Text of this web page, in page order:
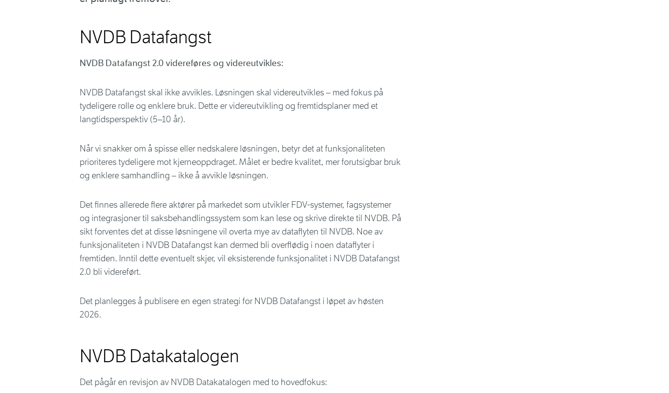
NVDB Datafangst
NVDB Datafangst 2.0 videreføres og videreutvikles:
NVDB Datafangst skal ikke avvikles. Løsningen skal videreutvikles – med fokus på
tydeligere rolle og enklere bruk. Dette er videreutvikling og fremtidsplaner med et
langtidsperspektiv (5–10 år).
Når vi snakker om å spisse eller nedskalere løsningen, betyr det at funksjonaliteten
prioriteres tydeligere mot kjerneoppdraget. Målet er bedre kvalitet, mer forutsigbar bruk
og enklere samhandling – ikke å avvikle løsningen.
Det finnes allerede flere aktører på markedet som utvikler FDV-systemer, fagsystemer
og integrasjoner til saksbehandlingssystem som kan lese og skrive direkte til NVDB. På
sikt forventes det at disse løsningene vil overta mye av dataflyten til NVDB. Noe av
funksjonaliteten i NVDB Datafangst kan dermed bli overflødig i noen dataflyter i
fremtiden. Inntil dette eventuelt skjer, vil eksisterende funksjonalitet i NVDB Datafangst
2.0 bli videreført.
Det planlegges å publisere en egen strategi for NVDB Datafangst i løpet av høsten
2026.
NVDB Datakatalogen
Det pågår en revisjon av NVDB Datakatalogen med to hovedfokus: